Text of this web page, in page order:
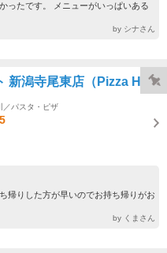
ったです。 メニューがいっぱいある
by シナさん
新潟寺尾東店（Pizza Hu
／パスタ・ピザ
帰りした方が早いのでお持ち帰りがお
by くまさん